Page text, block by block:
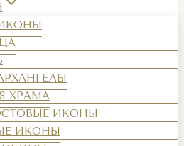
ХРАМА
ИКОНЫ
ИКОНЫ